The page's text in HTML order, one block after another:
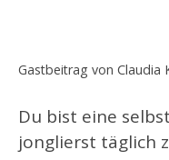
Gastbeitrag von Claudia
Du bist eine
jonglierst täglich